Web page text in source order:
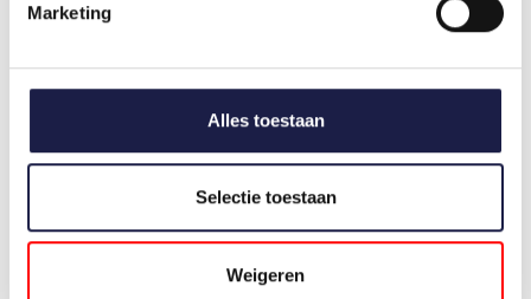
Marketing
Alles toestaan
Selectie toestaan
Weigeren